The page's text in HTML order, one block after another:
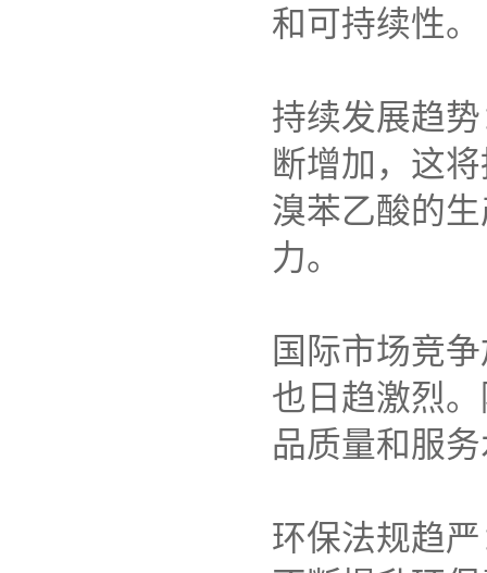
和可持续性。
持续发展趋
断增加，这
溴苯乙酸的
力。
国际市场竞
也日趋激烈
品质量和服
环保法规趋